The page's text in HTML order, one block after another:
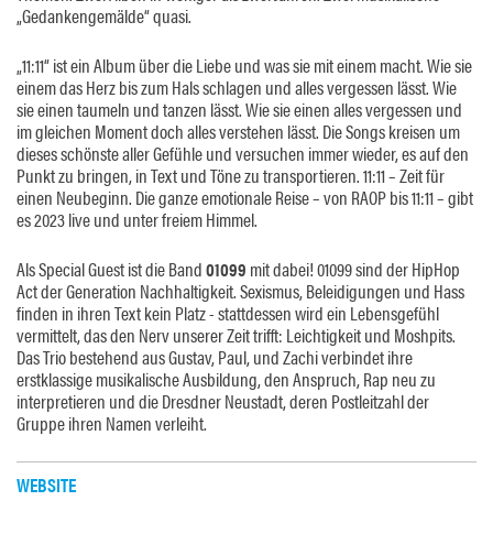
„Gedankengemälde“ quasi.
„11:11“ ist ein Album über die Liebe und was sie mit einem macht. Wie sie
einem das Herz bis zum Hals schlagen und alles vergessen lässt. Wie
sie einen taumeln und tanzen lässt. Wie sie einen alles vergessen und
im gleichen Moment doch alles verstehen lässt. Die Songs kreisen um
dieses schönste aller Gefühle und versuchen immer wieder, es auf den
Punkt zu bringen, in Text und Töne zu transportieren. 11:11 – Zeit für
einen Neubeginn. Die ganze emotionale Reise – von RAOP bis 11:11 – gibt
es 2023 live und unter freiem Himmel.
Als Special Guest ist die Band01099 mit dabei! 01099 sind der HipHop
Act der Generation Nachhaltigkeit. Sexismus, Beleidigungen und Hass
finden in ihren Text kein Platz - stattdessen wird ein Lebensgefühl
vermittelt, das den Nerv unserer Zeit trifft: Leichtigkeit und Moshpits.
Das Trio bestehend aus Gustav, Paul, und Zachi verbindet ihre
erstklassige musikalische Ausbildung, den Anspruch, Rap neu zu
interpretieren und die Dresdner Neustadt, deren Postleitzahl der
Gruppe ihren Namen verleiht.
WEBSITE